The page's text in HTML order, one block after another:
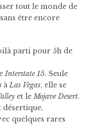
tout le monde de
être encore
parti pour 5h de
Interstate 15. Seule
àLas Vegas, elle se
et leMojave Desert.
désertique.
quelques rares